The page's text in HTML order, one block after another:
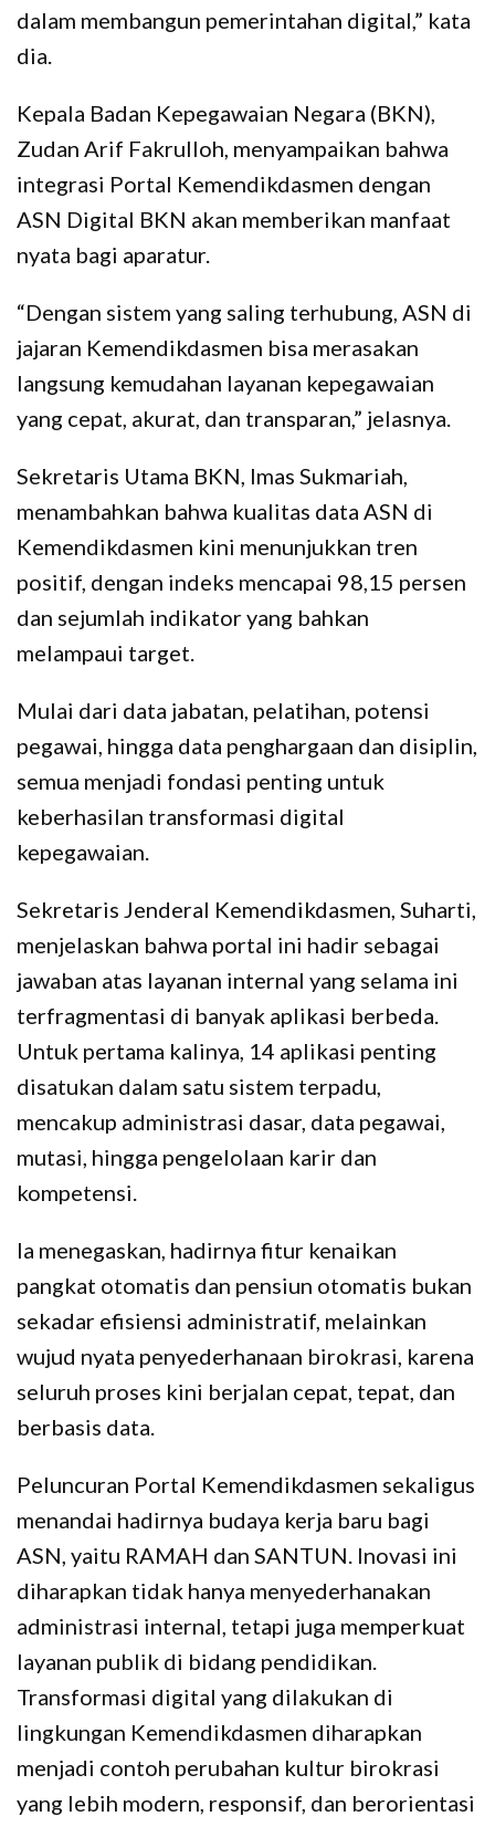
dalam membangun pemerintahan digital,” kata
dia.
Kepala Badan Kepegawaian Negara (BKN),
Zudan Arif Fakrulloh, menyampaikan bahwa
integrasi Portal Kemendikdasmen dengan
ASN Digital BKN akan memberikan manfaat
nyata bagi aparatur.
“Dengan sistem yang saling terhubung, ASN di
jajaran Kemendikdasmen bisa merasakan
langsung kemudahan layanan kepegawaian
yang cepat, akurat, dan transparan,” jelasnya.
Sekretaris Utama BKN, Imas Sukmariah,
menambahkan bahwa kualitas data ASN di
Kemendikdasmen kini menunjukkan tren
positif, dengan indeks mencapai 98,15 persen
dan sejumlah indikator yang bahkan
melampaui target.
Mulai dari data jabatan, pelatihan, potensi
pegawai, hingga data penghargaan dan disiplin,
semua menjadi fondasi penting untuk
keberhasilan transformasi digital
kepegawaian.
Sekretaris Jenderal Kemendikdasmen, Suharti,
menjelaskan bahwa portal ini hadir sebagai
jawaban atas layanan internal yang selama ini
terfragmentasi di banyak aplikasi berbeda.
Untuk pertama kalinya, 14 aplikasi penting
disatukan dalam satu sistem terpadu,
mencakup administrasi dasar, data pegawai,
mutasi, hingga pengelolaan karir dan
kompetensi.
Ia menegaskan, hadirnya fitur kenaikan
pangkat otomatis dan pensiun otomatis bukan
sekadar efisiensi administratif, melainkan
wujud nyata penyederhanaan birokrasi, karena
seluruh proses kini berjalan cepat, tepat, dan
berbasis data.
Peluncuran Portal Kemendikdasmen sekaligus
menandai hadirnya budaya kerja baru bagi
ASN, yaitu RAMAH dan SANTUN. Inovasi ini
diharapkan tidak hanya menyederhanakan
administrasi internal, tetapi juga memperkuat
layanan publik di bidang pendidikan.
Transformasi digital yang dilakukan di
lingkungan Kemendikdasmen diharapkan
menjadi contoh perubahan kultur birokrasi
yang lebih modern, responsif, dan berorientasi